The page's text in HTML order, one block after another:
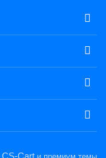
CS-Cart